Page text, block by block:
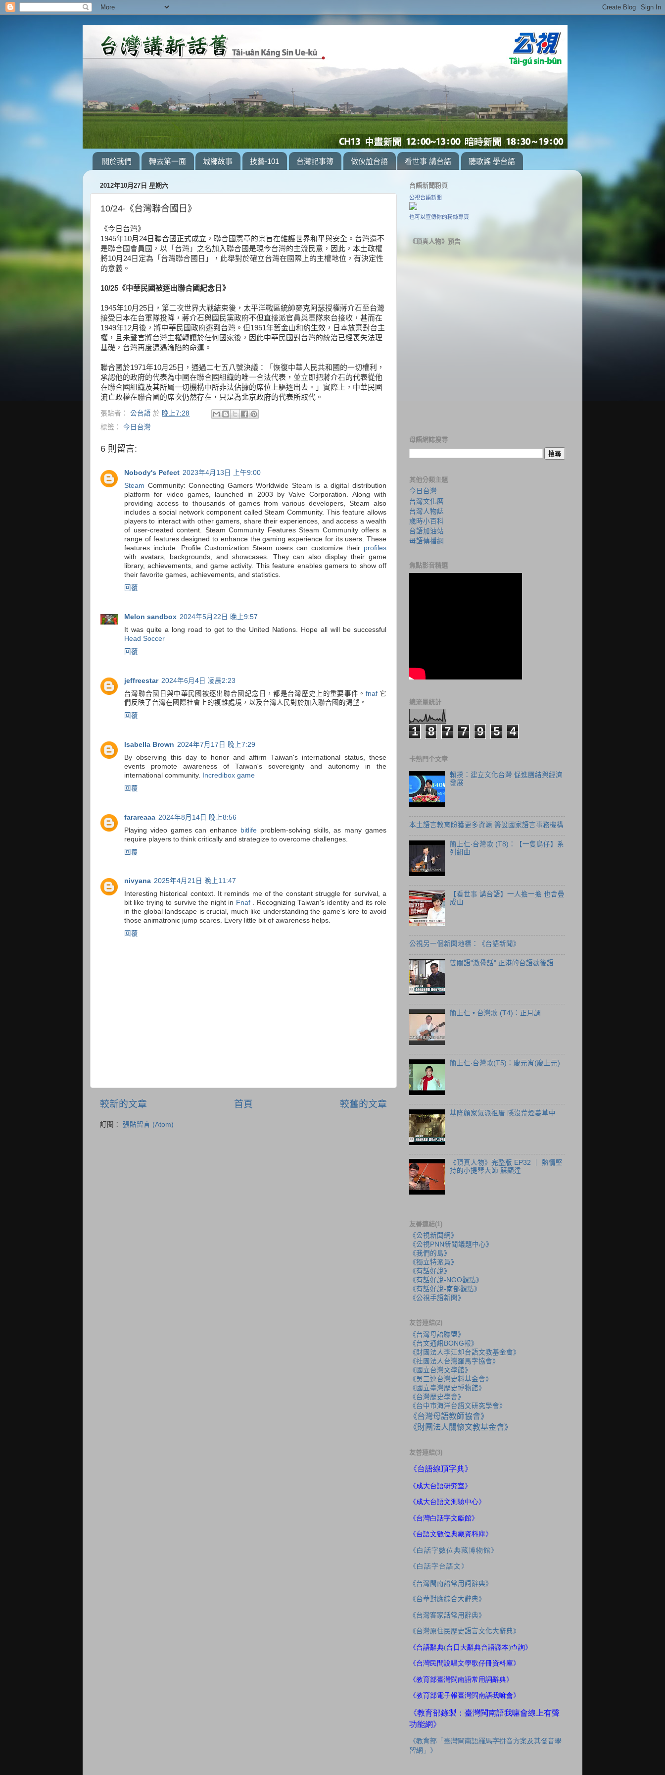
關於我們 轉去第一面 城鄉故事 技藝-101 台灣記事簿 做伙尬台語 看世事 講台語 聽歌謠 學台語
2012年10月27日 星期六
10/24‧《台灣聯合國日》
《今日台灣》
1945年10月24日聯合國正式成立，聯合國憲章的宗旨在維護世界和平與安全。台灣還不
是聯合國會員國，以「台灣」之名加入聯合國是現今台灣的主流民意，因此，本土政權
將10月24日定為「台灣聯合國日」，此舉對於確立台灣在國際上的主權地位，有決定性
的意義。
10/25《中華民國被逐出聯合國紀念日》
1945年10月25日，第二次世界大戰結束後，太平洋戰區統帥麥克阿瑟授權蔣介石至台灣
接受日本在台軍隊投降，蔣介石與國民黨政府不但直接派官員與軍隊來台接收，甚而在
1949年12月後，將中華民國政府遷到台灣。但1951年舊金山和約生效，日本放棄對台主
權，且未聲言將台灣主權轉讓於任何國家後，因此中華民國對台灣的統治已經喪失法理
基礎，台灣再度遭遇淪陷的命運。
聯合國於1971年10月25日，通過二七五八號決議：「恢復中華人民共和國的一切權利，
承認他的政府的代表為中國在聯合國組織的唯一合法代表，並立即把蔣介石的代表從他
在聯合國組織及其所屬一切機構中所非法佔據的席位上驅逐出去。」實際上，中華民國
流亡政權在聯合國的席次仍然存在，只是為北京政府的代表所取代。
張貼者： 公台語 於 晚上7:28
標籤： 今日台灣
6 則留言:
Nobody's Pefect 2023年4月13日 上午9:00
Steam Community: Connecting Gamers Worldwide Steam is a digital distribution
platform for video games, launched in 2003 by Valve Corporation. Along with
providing access to thousands of games from various developers, Steam also
includes a social network component called Steam Community. This feature allows
players to interact with other gamers, share their experiences, and access a wealth
of user-created content. Steam Community Features Steam Community offers a
range of features designed to enhance the gaming experience for its users. These
features include: Profile Customization Steam users can customize their profiles
with avatars, backgrounds, and showcases. They can also display their game
library, achievements, and game activity. This feature enables gamers to show off
their favorite games, achievements, and statistics.
回覆
Melon sandbox 2024年5月22日 晚上9:57
It was quite a long road to get to the United Nations. Hope all will be successful
Head Soccer
回覆
jeffreestar 2024年6月4日 凌晨2:23
台灣聯合國日與中華民國被逐出聯合國紀念日，都是台灣歷史上的重要事件。 fnaf它
們反映了台灣在國際社會上的複雜處境，以及台灣人民對於加入聯合國的渴望。
回覆
Isabella Brown 2024年7月17日 晚上7:29
By observing this day to honor and affirm Taiwan's international status, these
events promote awareness of Taiwan's sovereignty and autonomy in the
international community. Incredibox game
回覆
farareaaa 2024年8月14日 晚上8:56
Playing video games can enhance bitlife problem-solving skills, as many games
require players to think critically and strategize to overcome challenges.
回覆
nivyana 2025年4月21日 晚上11:47
Interesting historical context. It reminds me of the constant struggle for survival, a
bit like trying to survive the night in Fnaf. Recognizing Taiwan's identity and its role
in the global landscape is crucial, much like understanding the game's lore to avoid
those animatronic jump scares. Every little bit of awareness helps.
回覆
較新的文章 較舊的文章
首頁
訂閱： 張貼留言 (Atom)
台語新聞粉頁
公視台語新聞
也可以宣傳你的粉絲專頁
《頂真人物》預告
母語網誌搜尋
其他分類主題
今日台灣
台灣文化曆
台灣人物誌
歲時小百科
台語加油站
母語傳播網
焦點影音精選
總流量統計
1 8 7 7 9 5 4
卡熱門个文章
賴揆：建立文化台灣 促進團結與經濟
發展
本土語言教育盼獲更多資源 籌設國家語言事務機構
簡上仁‧台灣歌 (T8)：【一隻鳥仔】系
列組曲
【看世事 講台語】一人擔一擔 也會疊
成山
公視另一個新聞地標：《台語新聞》
雙關語"激骨話" 正港的台語歇後語
簡上仁 • 台灣歌 (T4)：正月調
簡上仁‧台灣歌(T5)：慶元宵(慶上元)
基隆顏家氣派祖厝 隱沒荒煙蔓草中
《頂真人物》完整版 EP32 ｜ 熱情堅
持的小提琴大師 蘇顯達
友善連結(1)
《公視新聞網》
《公視PNN新聞議題中心》
《我們的島》
《獨立特派員》
《有話好說》
《有話好說-NGO觀點》
《有話好說-南部觀點》
《公視手語新聞》
友善連結(2)
《台灣母語聯盟》
《台文通訊BONG報》
《財團法人李江却台語文教基金會》
《社團法人台灣羅馬字協會》
《國立台灣文學館》
《吳三連台灣史料基金會》
《國立臺灣歷史博物館》
《台灣歷史學會》
《台中市海洋台語文研究學會》
《台灣母語教師協會》
《財團法人關懷文教基金會》
友善連結(3)
《台語線頂字典》
《成大台語研究室》
《成大台語文測驗中心》
《台灣白話字文獻館》
《台語文數位典藏資料庫》
《白話字數位典藏博物館》
《白話字台語文》
《台灣閩南語常用詞辭典》
《台華對應綜合大辭典》
《台灣客家話常用辭典》
《台灣原住民歷史語言文化大辭典》
《台語辭典(台日大辭典台語譯本)查詢》
《台灣民間說唱文學歌仔冊資料庫》
《教育部臺灣閩南語常用詞辭典》
《教育部電子報臺灣閩南語我嘛會》
《教育部錄製：臺灣閩南語我嘛會線上有聲
功能網》
《教育部「臺灣閩南語羅馬字拼音方案及其發音學
習網」》